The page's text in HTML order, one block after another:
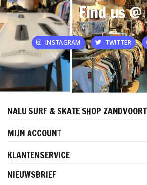
Find us @
INSTAGRAM TWITTER
NALU SURF & SKATE SHOP ZANDVOORT
MIJN ACCOUNT
KLANTENSERVICE
NIEUWSBRIEF